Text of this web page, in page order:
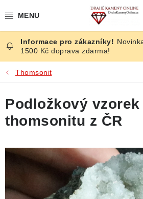
na
ČESKÉ KAMENY
ŠPERKY
KAMENY ZE SVĚTA
BROUŠENÉ
SLEVY
1500 Kč doprava zdarma!
Thomsonit
Podložkový vzorek
thomsonitu z ČR